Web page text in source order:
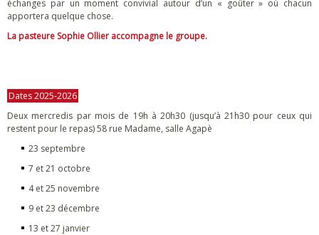
échanges par un moment convivial autour d’un « goûter » où chacun
apportera quelque chose.
La pasteure Sophie Ollier accompagne le groupe.
Dates 2025-2026
Deux mercredis par mois de 19h à 20h30 (jusqu’à 21h30 pour ceux qui
restent pour le repas) 58 rue Madame, salle Agapè
23 septembre
7 et 21 octobre
4 et 25 novembre
9 et 23 décembre
13 et 27 janvier